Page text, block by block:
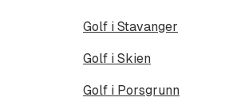
Golf i Stavanger
Golf i Skien
Golf i Porsgrunn